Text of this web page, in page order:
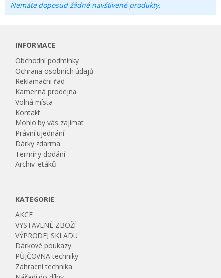
Nemáte doposud žádné navštívené produkty.
INFORMACE
Obchodní podmínky
Ochrana osobních údajů
Reklamační řád
Kamenná prodejna
Volná místa
Kontakt
Mohlo by vás zajímat
Právní ujednání
Dárky zdarma
Termíny dodání
Archiv letáků
KATEGORIE
AKCE
VYSTAVENÉ ZBOŽÍ
VÝPRODEJ SKLADU
Dárkové poukazy
PŮJČOVNA techniky
Zahradní technika